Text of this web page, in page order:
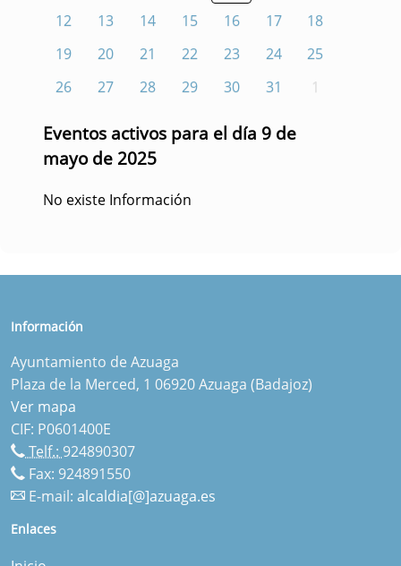
12
13 14 15 16 17
18
19
20 21 22 23 24
25
26
27 28 29 30 31 1
Eventos activos para el día 9 de
mayo de 2025
No existe Información
Información
Ayuntamiento de Azuaga
Plaza de la Merced, 1 06920 Azuaga (Badajoz)
Ver mapa
CIF: P0601400E
Telf.: 924890307
Fax: 924891550
E-mail: alcaldia[@]azuaga.es
Enlaces